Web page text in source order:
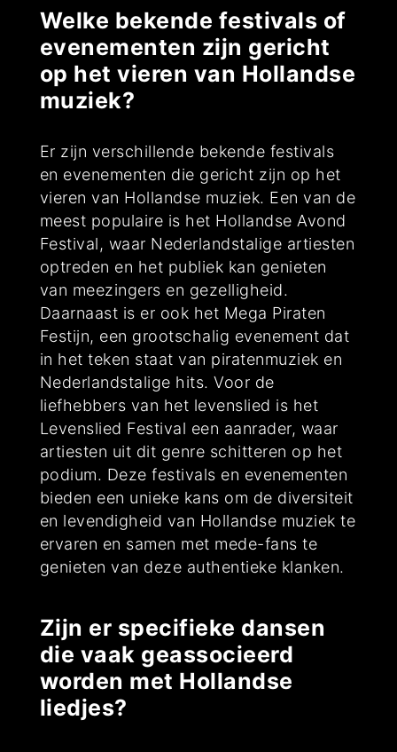
Welke bekende festivals of
evenementen zijn gericht
op het vieren van Hollandse
muziek?
Er zijn verschillende bekende festivals
en evenementen die gericht zijn op het
vieren van Hollandse muziek. Een van de
meest populaire is het Hollandse Avond
Festival, waar Nederlandstalige artiesten
optreden en het publiek kan genieten
van meezingers en gezelligheid.
Daarnaast is er ook het Mega Piraten
Festijn, een grootschalig evenement dat
in het teken staat van piratenmuziek en
Nederlandstalige hits. Voor de
liefhebbers van het levenslied is het
Levenslied Festival een aanrader, waar
artiesten uit dit genre schitteren op het
podium. Deze festivals en evenementen
bieden een unieke kans om de diversiteit
en levendigheid van Hollandse muziek te
ervaren en samen met mede-fans te
genieten van deze authentieke klanken.
Zijn er specifieke dansen
die vaak geassocieerd
worden met Hollandse
liedjes?